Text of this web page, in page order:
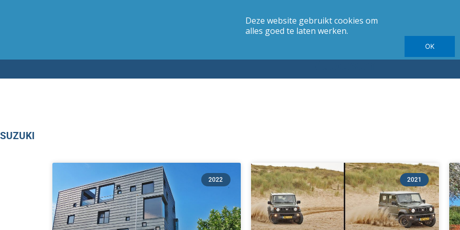
Carrosserie Jaargang Elektrische autotesten
Autotesten
SUZUKI
2022 2021
Deze website gebruikt cookies om
alles goed te laten werken.
OK